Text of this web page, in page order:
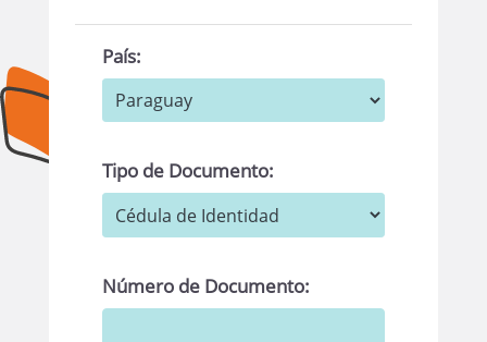
País:
Tipo de Documento:
Número de Documento: